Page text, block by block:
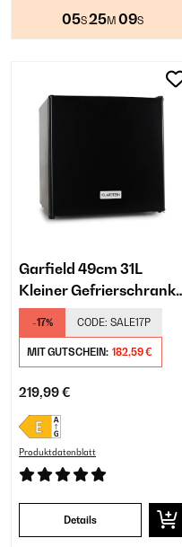
05S25M 08S
Garfield 49cm 31L
Kleiner Gefrierschrank
Schwarz
-17% CODE: SALE17P
MIT GUTSCHEIN: 182,59 €
219,99 €
Produktdatenblatt
Details